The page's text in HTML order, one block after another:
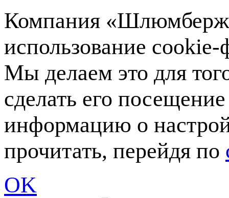
Компания
использование
Мы делаем это для
сделать его
информацию о
прочитать, перейдя по
OK